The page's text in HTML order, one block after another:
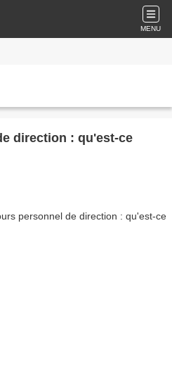
MENU
direction : qu'est-ce